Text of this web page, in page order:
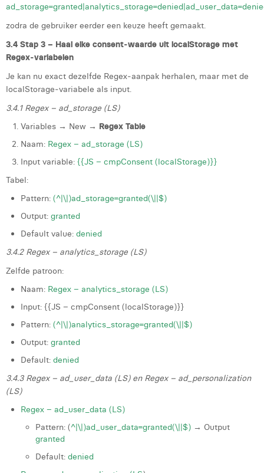
zodra de gebruiker eerder een keuze heeft gemaakt.
3.4 Stap 3 – Haal elke consent‑waarde uit localStorage met
Regex‑variabelen
Je kan nu exact dezelfde Regex‑aanpak herhalen, maar met de
localStorage‑variabele als input.
3.4.1 Regex – ad_storage (LS)
Variables → New → Regex Table
Naam: Regex – ad_storage (LS)
Input variable: {{JS – cmpConsent (localStorage)}}
Tabel:
Pattern: (^|\|)ad_storage=granted(\||$)
Output: granted
Default value: denied
3.4.2 Regex – analytics_storage (LS)
Zelfde patroon:
Naam: Regex – analytics_storage (LS)
Input: {{JS – cmpConsent (localStorage)}}
Pattern: (^|\|)analytics_storage=granted(\||$)
Output: granted
Default: denied
3.4.3 Regex – ad_user_data (LS) en Regex – ad_personalization
(LS)
Regex – ad_user_data (LS)
Pattern: (^|\|)ad_user_data=granted(\||$) → Output
granted
Default: denied